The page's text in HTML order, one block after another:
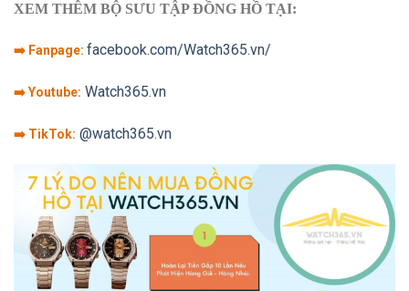
XEM THÊM BỘ SƯU TẬP ĐỒNG HỒ TẠI:
➡️ Fanpage: facebook.com/Watch365.vn/
➡️ Youtube: Watch365.vn
➡️ TikTok: @watch365.vn